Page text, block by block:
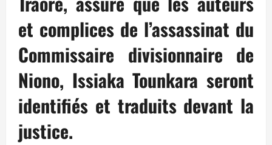
et complices de l’assassinat du
Commissaire divisionnaire de
Niono, Issiaka Tounkara seront
identifiés et traduits devant la
justice.